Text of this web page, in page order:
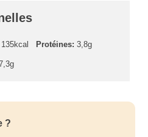
135kcal Protéines: 3,8g
?